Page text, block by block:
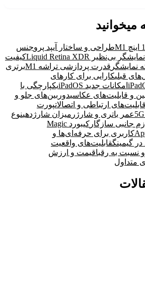
میخوانید
طراحی و ساختار آیپد پروجنس
نمایشگر بی‌نظیر Liquid Retina XDR
کیفیت
نمایشگر قدرت پردازشی تراشه M1
برتری
کارایی برای کارهای
امکانات جدید iPadOS
یکپارچگی با
و قابلیت‌های عکاسیدوربین‌های جلو و
قابلیت‌های ارتباطی و اتصالاتپورت
عمر باتری و شارژر میزان شارژدهینوع
جانبی سازگار
کیبورد Magic
کاربری برای حرفه‌ای‌ها و
گیمینگقابلیت‌های واقعیت
نسبت به رقباقیمت و ارزش
متداول